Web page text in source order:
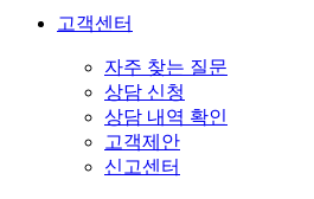
고객센터
자주 찾는 질문
상담 신청
상담 내역 확인
고객제안
신고센터